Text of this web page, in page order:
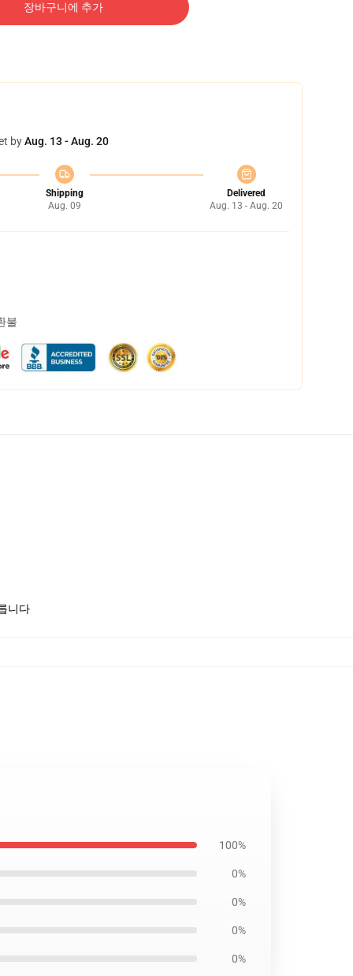
장바구니에 추가
byAug. 13 - Aug. 20
Shipping
Aug. 09
Delivered
Aug. 13 - Aug. 20
불
니다
100%
0%
0%
0%
0%